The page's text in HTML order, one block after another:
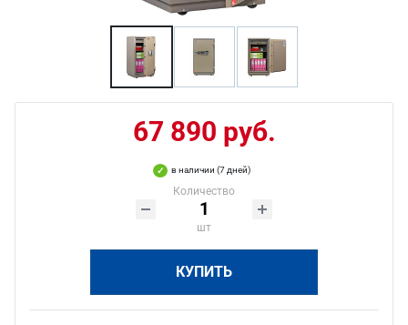
67 890 руб.
в наличии (7 дней)
Количество
шт
КУПИТЬ